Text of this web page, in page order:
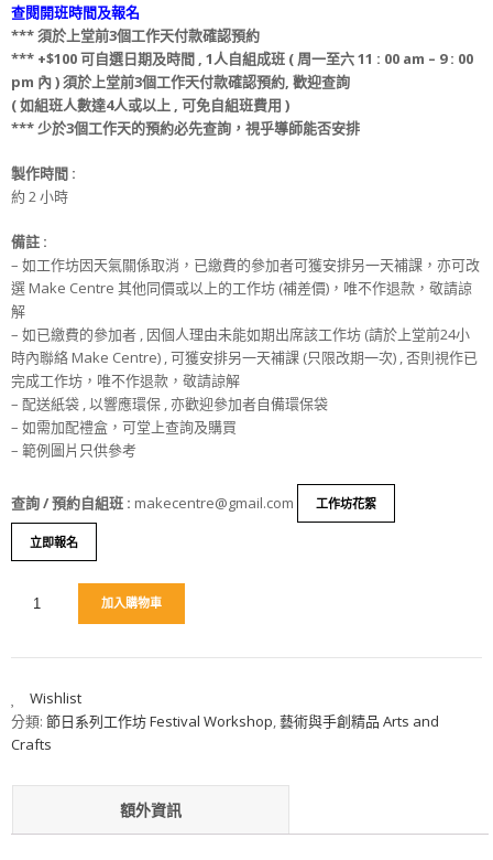
查閱開班時間及報名
*** 須於上堂前3個工作天付款確認預約
*** +$100 可自選日期及時間 , 1人自組成班 ( 周一至六 11 : 00 am – 9 : 00
pm 內 ) 須於上堂前3個工作天付款確認預約, 歡迎查詢
( 如組班人數達4人或以上 , 可免自組班費用 )
*** 少於3個工作天的預約必先查詢，視乎導師能否安排
製作時間 :
約 2 小時
備註 :
– 如工作坊因天氣關係取消，已繳費的參加者可獲安排另一天補課，亦可改
選 Make Centre 其他同價或以上的工作坊 (補差價)，唯不作退款，敬請諒
解
– 如已繳費的參加者 , 因個人理由未能如期出席該工作坊 (請於上堂前24小
時內聯絡 Make Centre) , 可獲安排另一天補課 (只限改期一次) , 否則視作已
完成工作坊，唯不作退款，敬請諒解
– 配送紙袋 , 以響應環保 , 亦歡迎參加者自備環保袋
– 如需加配禮盒，可堂上查詢及購買
– 範例圖片只供參考
查詢 / 預約自組班 : makecentre@gmail.com 工作坊花絮
立即報名
加入購物車
Wishlist
分類: 節日系列工作坊 Festival Workshop,藝術與手創精品 Arts and
Crafts
額外資訊